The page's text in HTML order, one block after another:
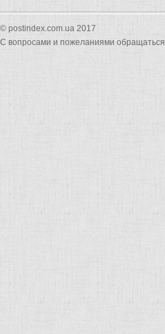
© postindex.com.ua 2017
С вопросами и пожеланиями обращаться